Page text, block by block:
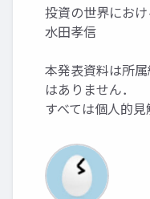
投資の世界にお
水田孝信
本発表資料は所
はありません．
すべては個人的見